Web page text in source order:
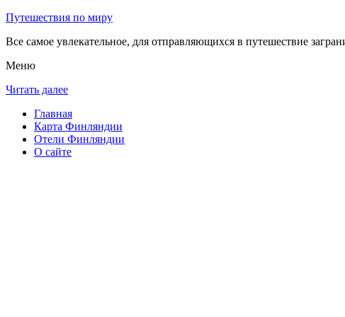
Путешествия по миру
Все самое увлекательное, для отправляющихся в путешествие
Меню
Читать далее
Главная
Карта Финляндии
Отели Финляндии
О сайте